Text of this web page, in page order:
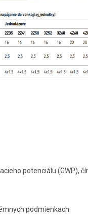
potenciálu (GWP),
podmienkach.